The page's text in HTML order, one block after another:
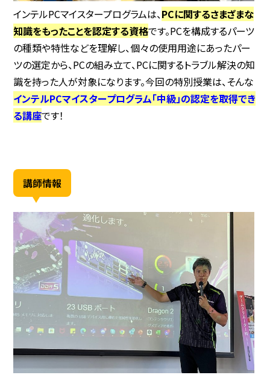
インテルPCマイスタープログラムは、PCに関するさまざまな
知識をもったことを認定する資格です。PCを構成するパーツ
の種類や特性などを理解し、個々の使用用途にあったパー
ツの選定から、PCの組み立て、PCに関するトラブル解決の知
識を持った人が対象になります。今回の特別授業は、そんな
インテルPCマイスタープログラム「中級」の認定を取得でき
る講座です！
講師情報